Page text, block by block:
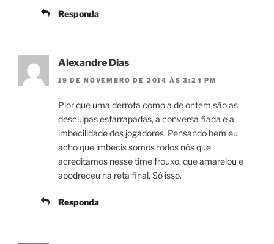
Responda
Alexandre Dias
19 DE NOVEMBRO DE 2014 ÀS 3:24 PM
Pior que uma derrota como a de ontem são as
desculpas esfarrapadas, a conversa fiada e a
imbecilidade dos jogadores. Pensando bem eu
acho que imbecis somos todos nós que
acreditamos nesse time frouxo, que amarelou e
apodreceu na reta final. Só isso.
Responda